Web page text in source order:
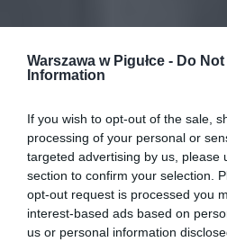
Warszawa w Pigułce - Do
Information
If you wish to opt-out of the sale,
processing of your personal or
targeted advertising by us, please
section to confirm your selection.
opt-out request is processed you
interest-based ads based on
us or personal information